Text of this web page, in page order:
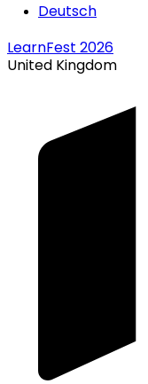
Deutsch
LearnFest 2026
United Kingdom